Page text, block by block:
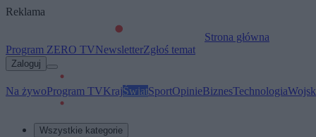
Reklama
Strona główna
Program ZERO TVNewsletterZgłoś temat
Zaloguj
Na żywoProgram TVKrajŚwiatSportOpinieBiznesTechnologia
Wszystkie kategorie